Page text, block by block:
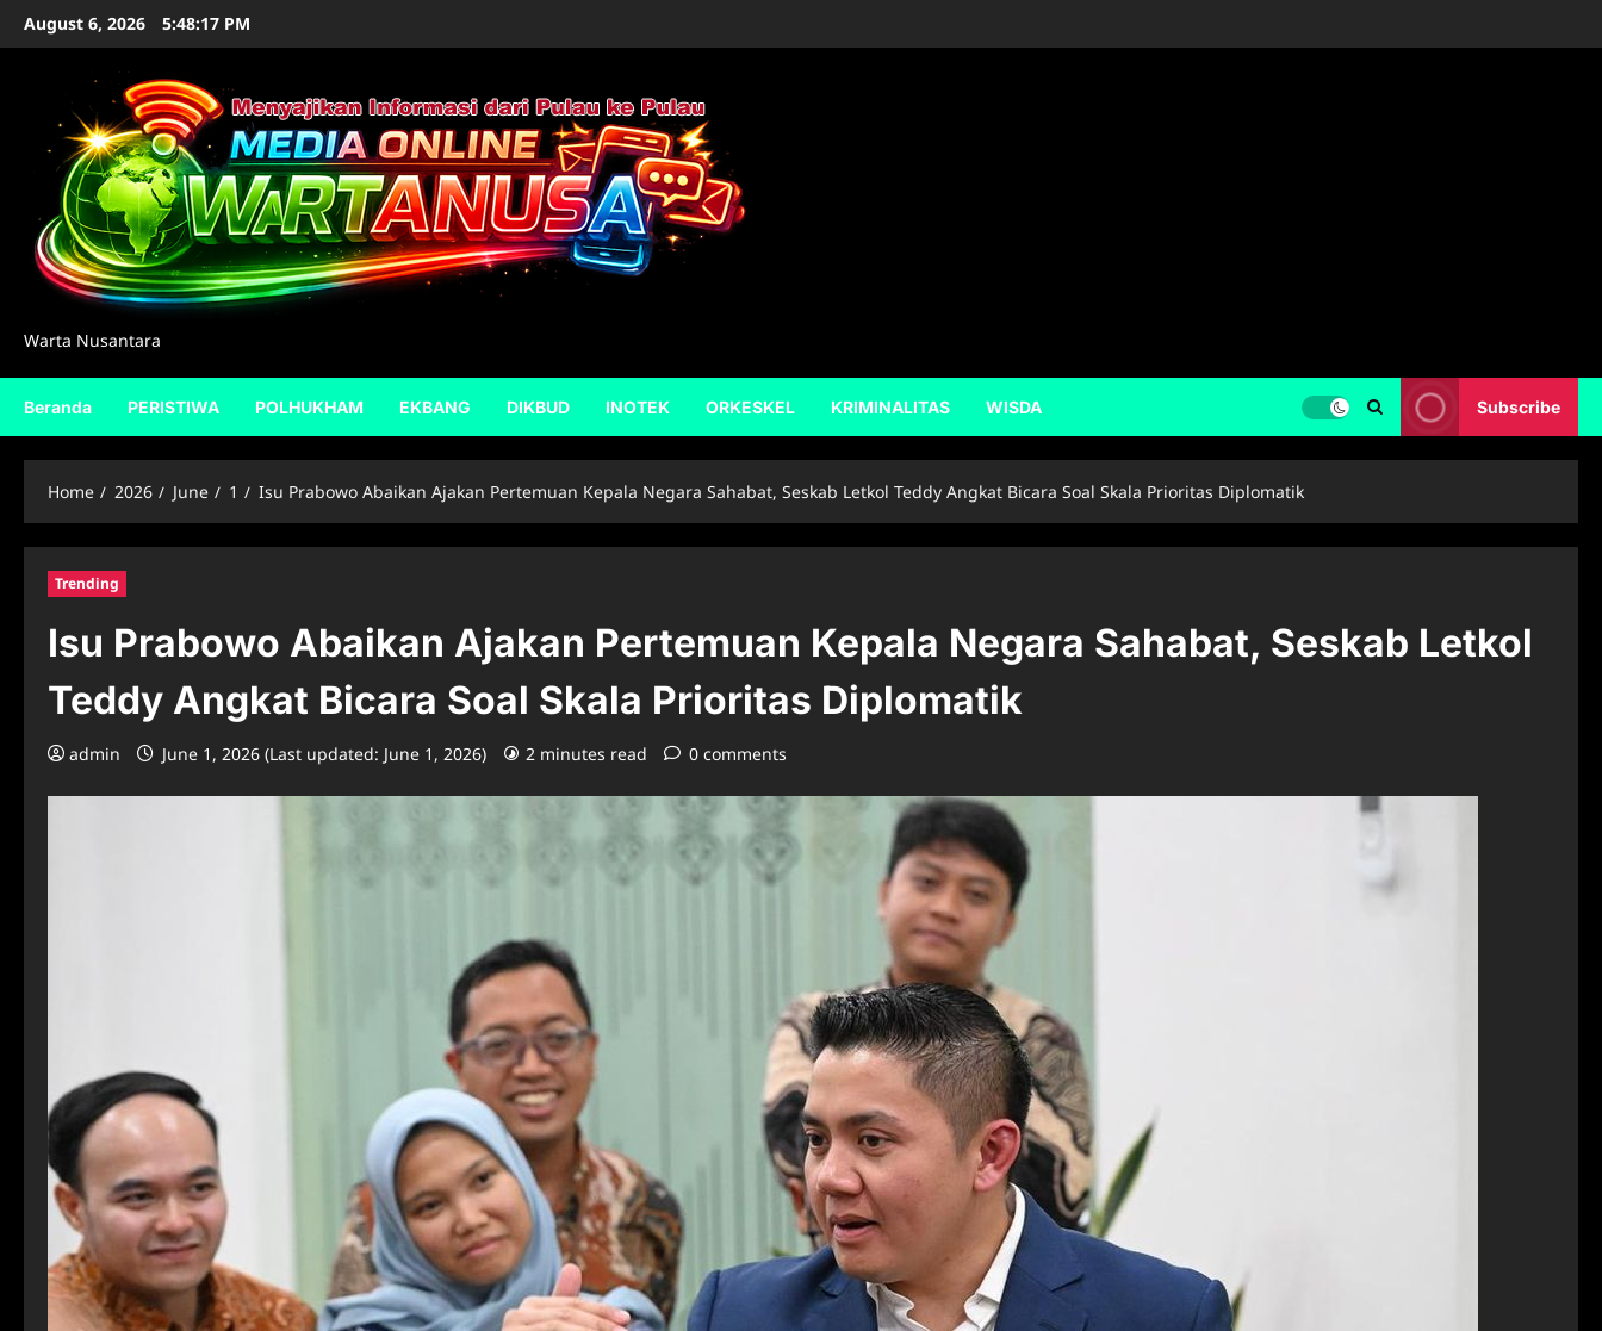
SkipAugust 6, 2026 5:48:18 PM
Warta Nusantara
Beranda PERISTIWA POLHUKHAM EKBANG DIKBUD INOTEK ORKESKEL KRIMINALITAS WISDA Subscribe
Home 2026 June 1 Isu Prabowo Abaikan Ajakan Pertemuan Kepala Negara Sahabat, Seskab Letkol Teddy Angkat Bicara Soal Skala Prioritas Diplomatik
Trending
Isu Prabowo Abaikan Ajakan Pertemuan Kepala Negara Sahabat, Seskab Letkol
Teddy Angkat Bicara Soal Skala Prioritas Diplomatik
admin June 1, 2026 (Last updated: June 1, 2026) 2 minutes read 0 comments